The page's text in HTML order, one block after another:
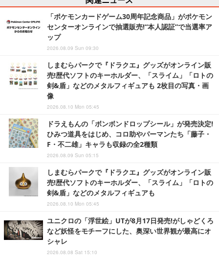
「ポケモンカードゲーム30周年記念商品」がポケモン
センターオンラインで抽選販売!“本人認証”で当選率ア
ップ
2026.08.09 Sun 09:30
しまむらパークで『ドラクエ』グッズがオンライン販
売!歴代ソフトのキーホルダー、「スライム」「ロトの
剣&盾」などのメタルフィギュアも 2枚目の写真・画
像
2026.08.10 Mon 05:45
ドラえもんの「ボンボンドロップシール」が発売決定!
ひみつ道具をはじめ、コロ助やパーマンたち「藤子・
F・不二雄」キャラも収録の全2種類
2026.08.09 Sun 05:15
しまむらパークで『ドラクエ』グッズがオンライン販
売!歴代ソフトのキーホルダー、「スライム」「ロトの
剣&盾」などのメタルフィギュアも
2026.08.10 Mon 05:45
ユニクロの「浮世絵」UTが8月17日発売!がしゃどくろ
など妖怪をモチーフにした、奥深い世界観が最高にオ
シャレ
2026.08.08 Sat 15:10